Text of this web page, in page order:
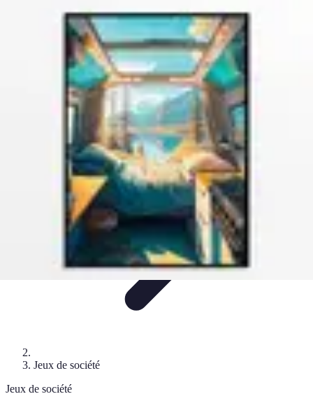
Règles et Jeux
Jeux de sociétéAstuces et conseils Création de JeuxJeux de
Création de jeux
Règles et Jeux
Jeux de société
Jeux de société